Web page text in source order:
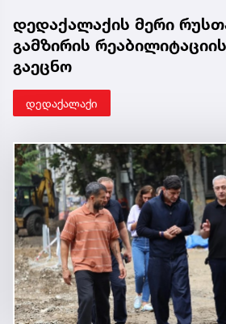
დედაქალაქის მერი
გამზირის
გაეცნო
დედაქალაქი